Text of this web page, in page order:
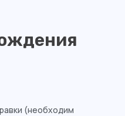
(необходим